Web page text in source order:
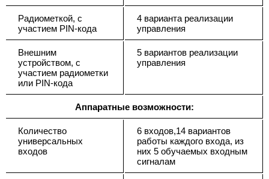
Радиометкой, с
участием PIN-кода
4 варианта реализации
управления
Внешним
устройством, с
участием радиометки
или PIN-кода
5 вариантов реализации
управления
Аппаратные возможности:
Количество
универсальных
входов
6 входов,14 вариантов
работы каждого входа, из
них 5 обучаемых входным
сигналам